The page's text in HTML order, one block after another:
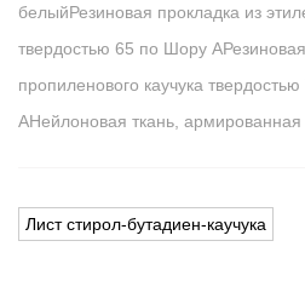
белыйРезиновая прокладка из
твердостью 65 по Шору А
пропиленового каучука
АНейлоновая ткань,
Лист стирол-бутадиен-каучука